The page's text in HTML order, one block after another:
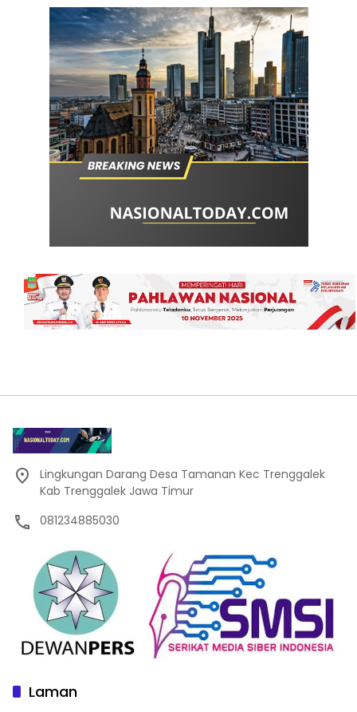
Lingkungan Darang Desa Tamanan Kec Trenggalek
Kab Trenggalek Jawa Timur
081234885030
Laman